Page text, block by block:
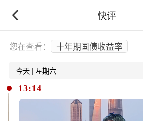
快评
下拉刷新
您在查看： 十年期国债收益率
今天 | 星期六
13:14